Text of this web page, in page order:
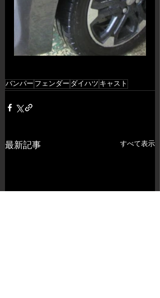
バンパー フェンダー ダイハツ キャスト
最新記事 すべて表示